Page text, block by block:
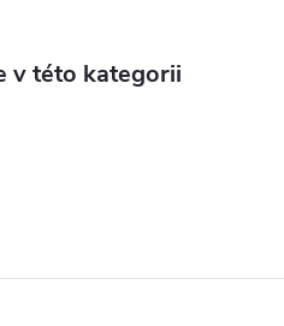
v této kategorii